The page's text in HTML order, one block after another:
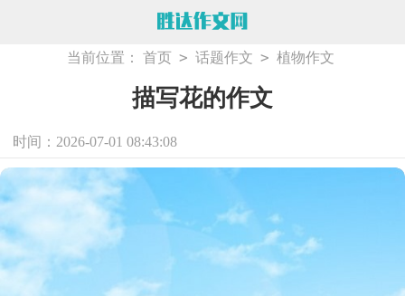
当前位置： 首页 > 话题作文 > 植物作文
描写花的作文
时间：2026-07-01 08:43:08